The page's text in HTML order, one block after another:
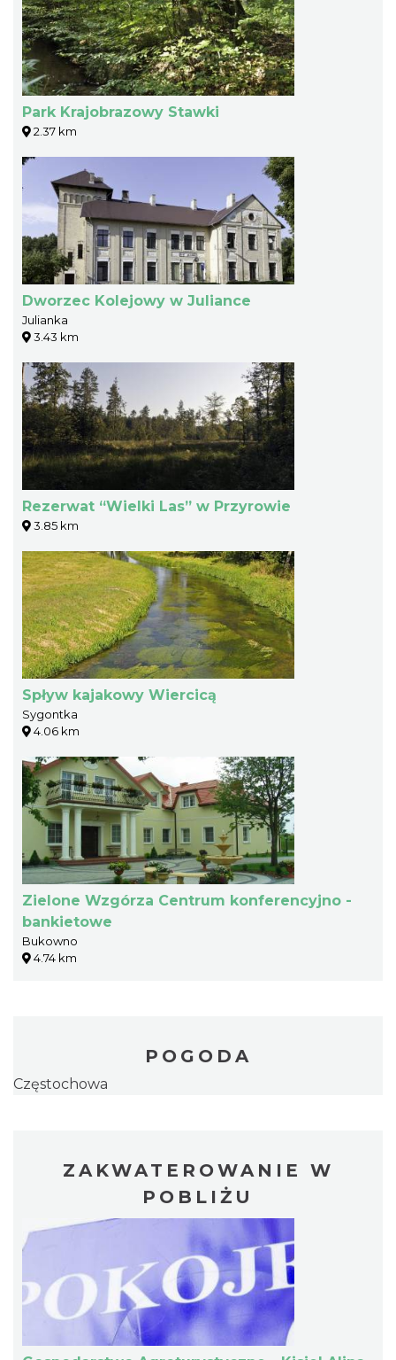
Park Krajobrazowy Stawki
2.37 km
Dworzec Kolejowy w Juliance
Julianka
3.43 km
Rezerwat “Wielki Las” w Przyrowie
3.85 km
Spływ kajakowy Wiercicą
Sygontka
4.06 km
Zielone Wzgórza Centrum konferencyjno -
bankietowe
Bukowno
4.74 km
POGODA
Częstochowa
ZAKWATEROWANIE W
POBLIŻU